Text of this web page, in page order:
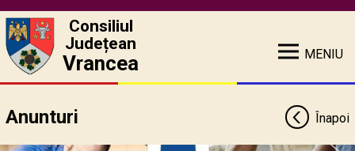
Consiliul
Județean
Vrancea MENIU
Anunturi Înapoi